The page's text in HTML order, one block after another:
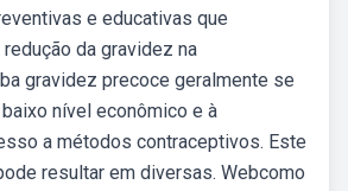
e educativas que
da gravidez na
gravidez precoce geralmente se
nível econômico e à
a métodos contraceptivos. Este
resultar em diversas. Webcomo